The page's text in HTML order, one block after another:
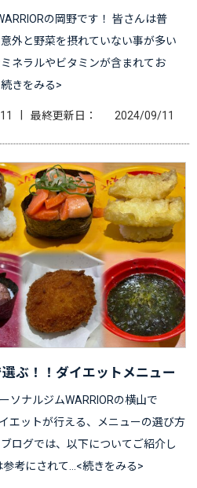
の岡野です！ 皆さんは普
外と野菜を摂れていない事が多い
ネラルやビタミンが含まれてお
きをみる>
最終更新日： 2024/09/11
選ぶ！！ダイエットメニュー
ソナルジムWARRIORの横山で
エットが行える、メニューの選び方
ログでは、以下についてご紹介し
考にされて…<続きをみる>